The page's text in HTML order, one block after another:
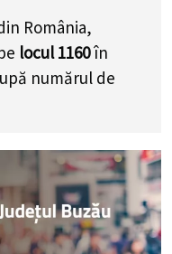
România,
locul 1160în
numărul de